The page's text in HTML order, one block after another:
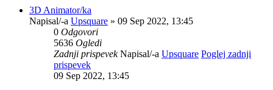
3D Animator/ka
Napisal/-a Upsquare » 09 Sep 2022, 13:45
0 Odgovori
5636 Ogledi
Zadnji prispevekNapisal/-a Upsquare Poglej zadnji
prispevek
09 Sep 2022, 13:45